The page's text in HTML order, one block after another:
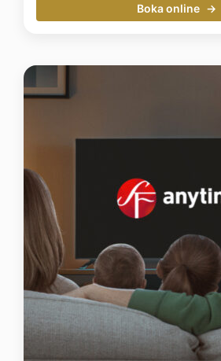
Boka online